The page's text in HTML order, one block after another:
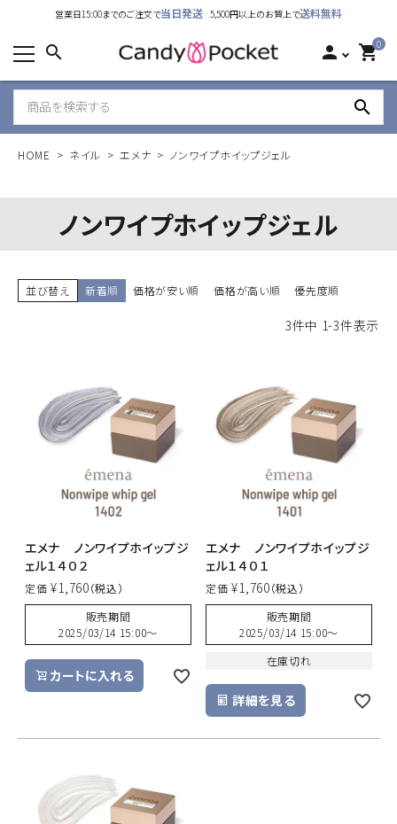
営業日15:00までのご注文で当日発送 5,500円以上のお買上で送料無料
search person 0
shopping_cart
search
HOME ネイル エメナ ノンワイプホイップジェル
カテゴリーから探す
ランキング
新着商品
ご利用ガイド
特定商取引法表示について
個人情報取り扱いについて
お問い合わせ
ACCOUNT MENU
ようこそ ゲスト 様
ノンワイプホイップジェル
並び替え 新着順 価格が安い順 価格が高い順 優先度順
3件中 1-3件表示
エメナ ノンワイプホイップジ
ェル１４０２
定価 ¥1,760
販売期間
2025/03/14 15:00〜
カートに入れる
エメナ ノンワイプホイップジ
ェル１４０１
定価 ¥1,760
販売期間
2025/03/14 15:00〜
在庫切れ
詳細を見る